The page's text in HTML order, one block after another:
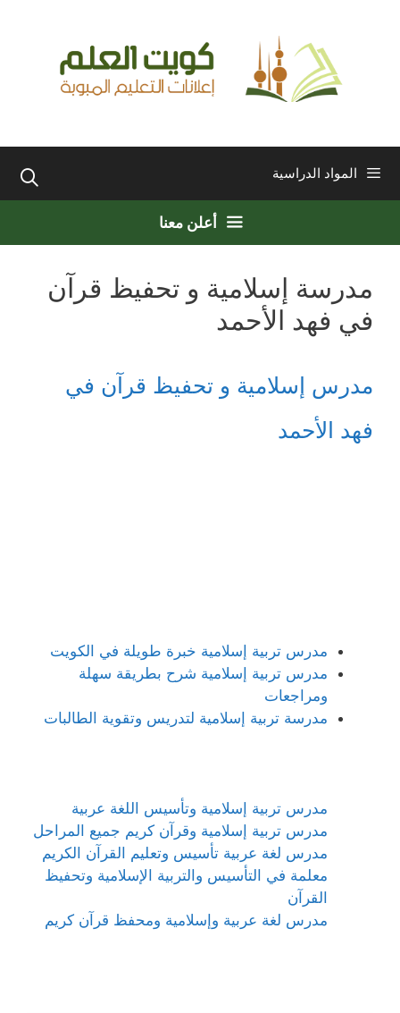
المواد الدراسية
أعلن معنا
مدرسة إسلامية و تحفيظ قرآن
في فهد الأحمد
مدرس إسلامية و تحفيظ قرآن في
فهد الأحمد
مدرس تربية إسلامية خبرة طويلة في الكويت
مدرس تربية إسلامية شرح بطريقة سهلة
ومراجعات
مدرسة تربية إسلامية لتدريس وتقوية الطالبات
مدرس تربية إسلامية وتأسيس اللغة عربية
مدرس تربية إسلامية وقرآن كريم جميع المراحل
مدرس لغة عربية تأسيس وتعليم القرآن الكريم
معلمة في التأسيس والتربية الإسلامية وتحفيظ
القرآن
مدرس لغة عربية وإسلامية ومحفظ قرآن كريم